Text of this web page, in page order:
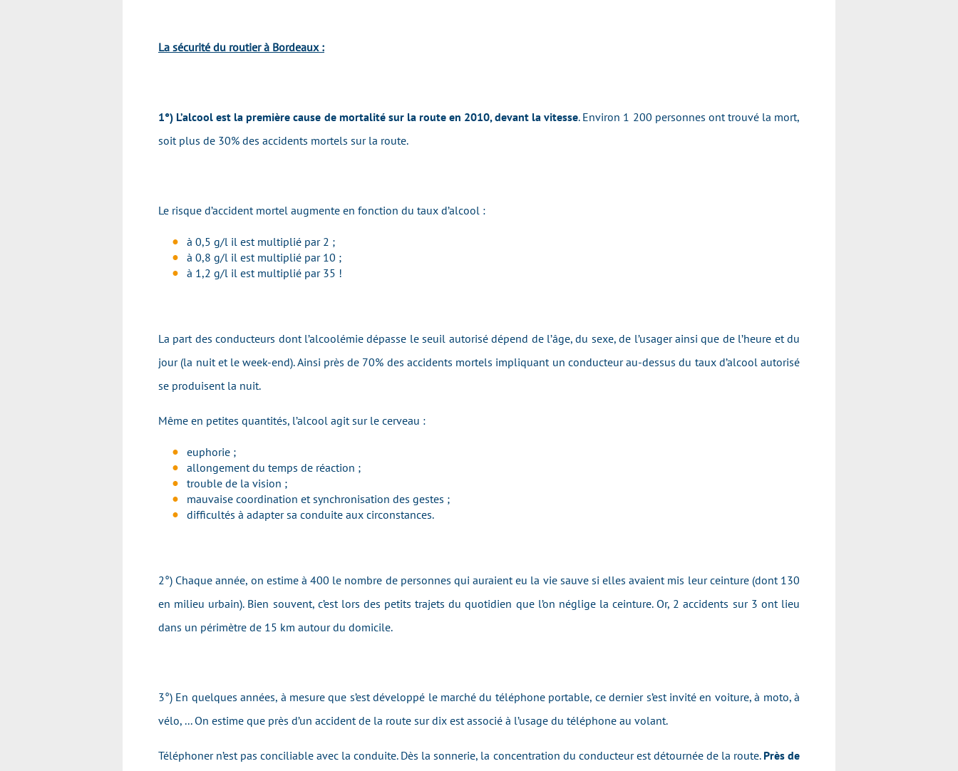
La sécurité du routier à Bordeaux :
1°) L’alcool est la première cause de mortalité sur la route en 2010, devant la vitesse. Environ 1 200 personnes ont trouvé la mort,
soit plus de 30% des accidents mortels sur la route.
Le risque d’accident mortel augmente en fonction du taux d’alcool :
à 0,5 g/l il est multiplié par 2 ;
à 0,8 g/l il est multiplié par 10 ;
à 1,2 g/l il est multiplié par 35 !
La part des conducteurs dont l’alcoolémie dépasse le seuil autorisé dépend de l’âge, du sexe, de l’usager ainsi que de l’heure et du
jour (la nuit et le week-end). Ainsi près de 70% des accidents mortels impliquant un conducteur au-dessus du taux d’alcool autorisé
se produisent la nuit.
Même en petites quantités, l’alcool agit sur le cerveau :
euphorie ;
allongement du temps de réaction ;
trouble de la vision ;
mauvaise coordination et synchronisation des gestes ;
difficultés à adapter sa conduite aux circonstances.
2°) Chaque année, on estime à 400 le nombre de personnes qui auraient eu la vie sauve si elles avaient mis leur ceinture (dont 130
en milieu urbain). Bien souvent, c’est lors des petits trajets du quotidien que l’on néglige la ceinture. Or, 2 accidents sur 3 ont lieu
dans un périmètre de 15 km autour du domicile.
3°) En quelques années, à mesure que s’est développé le marché du téléphone portable, ce dernier s’est invité en voiture, à moto, à
vélo, ... On estime que près d’un accident de la route sur dix est associé à l’usage du téléphone au volant.
Téléphoner n’est pas conciliable avec la conduite. Dès la sonnerie, la concentration du conducteur est détournée de la route. Près de